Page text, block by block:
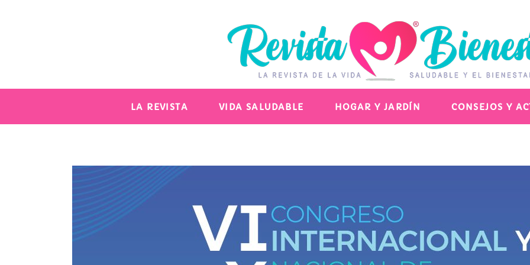
LA REVISTA VIDA SALUDABLE HOGAR Y JARDÍN CONSEJOS Y